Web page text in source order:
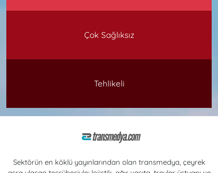
Çok Sağlıksız
Tehlikeli
Sektörün en köklü yayınlarından olan transmedya, çeyrek